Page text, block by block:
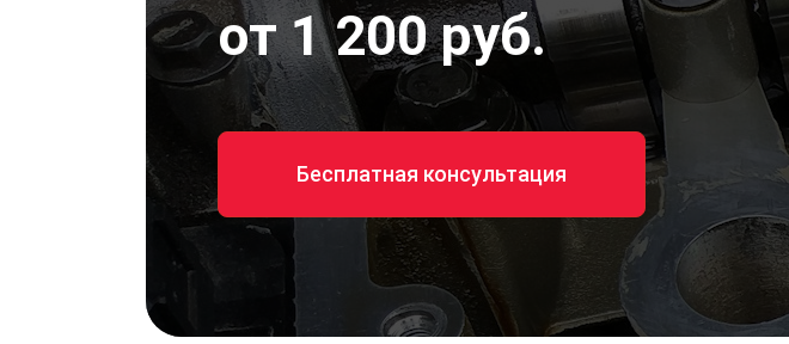
от 1 200 руб.
Бесплатная консультация